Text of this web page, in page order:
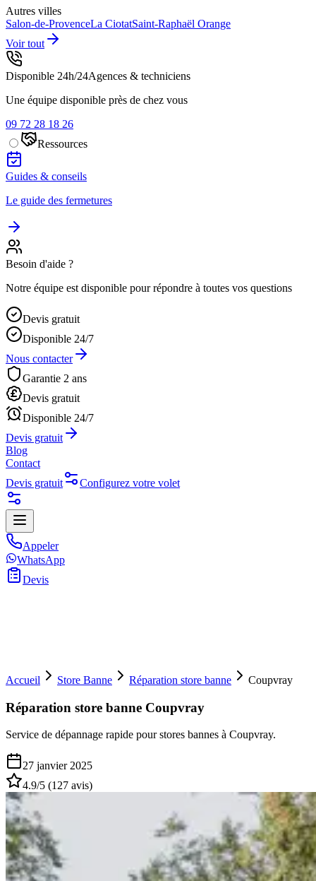
Autres villes
Salon-de-ProvenceLa CiotatSaint-Raphaël Orange
Voir tout
Disponible 24h/24Agences & techniciens
Une équipe disponible près de chez vous
09 72 28 18 26
Ressources
Guides & conseils
Le guide des fermetures
Besoin d'aide ?
Notre équipe est disponible pour répondre à toutes vos questions
Devis gratuit
Disponible 24/7
Nous contacter
Garantie 2 ans
Devis gratuit
Disponible 24/7
Devis gratuit
Blog
Contact
Devis gratuit
Configurez votre volet
Appeler
WhatsApp
Devis
Accueil Store Banne Réparation store banne Coupvray
Réparation store banne Coupvray
Service de dépannage rapide pour stores bannes à Coupvray.
27 janvier 2025
4.9/5 (127 avis)